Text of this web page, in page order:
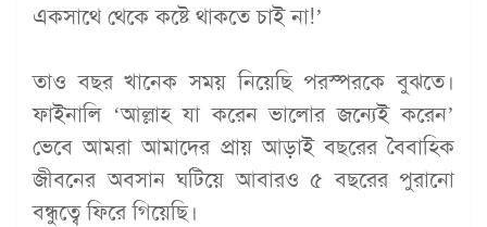
একসাথে থেকে কষ্টে থাকতে চাই না!’
তাও বছর খানেক সময় নিয়েছি পরস্পরকে বুঝতে।
ফাইনালি ‘আল্লাহ যা করেন ভালোর জন্যেই করেন’
ভেবে আমরা আমাদের প্রায় আড়াই বছরের বৈবাহিক
জীবনের অবসান ঘটিয়ে আবারও ৫ বছরের পুরানো
বন্ধুত্বে ফিরে গিয়েছি।